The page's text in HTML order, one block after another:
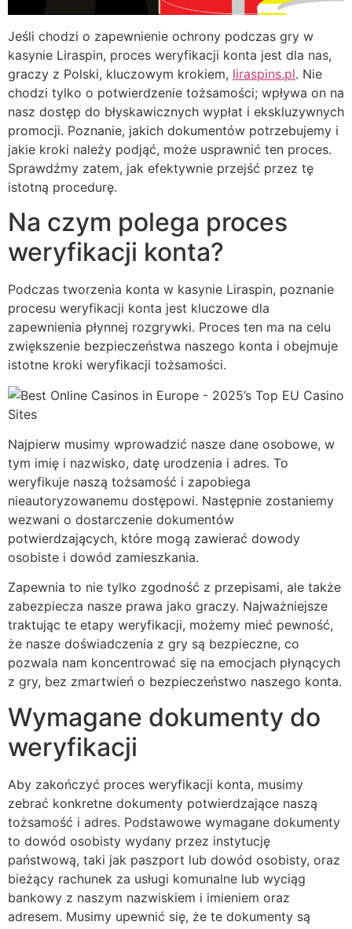
Jeśli chodzi o zapewnienie ochrony podczas gry w
kasynie Liraspin, proces weryfikacji konta jest dla nas,
graczy z Polski, kluczowym krokiem, liraspins.pl. Nie
chodzi tylko o potwierdzenie tożsamości; wpływa on na
nasz dostęp do błyskawicznych wypłat i ekskluzywnych
promocji. Poznanie, jakich dokumentów potrzebujemy i
jakie kroki należy podjąć, może usprawnić ten proces.
Sprawdźmy zatem, jak efektywnie przejść przez tę
istotną procedurę.
Na czym polega proces
weryfikacji konta?
Podczas tworzenia konta w kasynie Liraspin, poznanie
procesu weryfikacji konta jest kluczowe dla
zapewnienia płynnej rozgrywki. Proces ten ma na celu
zwiększenie bezpieczeństwa naszego konta i obejmuje
istotne kroki weryfikacji tożsamości.
Najpierw musimy wprowadzić nasze dane osobowe, w
tym imię i nazwisko, datę urodzenia i adres. To
weryfikuje naszą tożsamość i zapobiega
nieautoryzowanemu dostępowi. Następnie zostaniemy
wezwani o dostarczenie dokumentów
potwierdzających, które mogą zawierać dowody
osobiste i dowód zamieszkania.
Zapewnia to nie tylko zgodność z przepisami, ale także
zabezpiecza nasze prawa jako graczy. Najważniejsze
traktując te etapy weryfikacji, możemy mieć pewność,
że nasze doświadczenia z gry są bezpieczne, co
pozwala nam koncentrować się na emocjach płynących
z gry, bez zmartwień o bezpieczeństwo naszego konta.
Wymagane dokumenty do
weryfikacji
Aby zakończyć proces weryfikacji konta, musimy
zebrać konkretne dokumenty potwierdzające naszą
tożsamość i adres. Podstawowe wymagane dokumenty
to dowód osobisty wydany przez instytucję
państwową, taki jak paszport lub dowód osobisty, oraz
bieżący rachunek za usługi komunalne lub wyciąg
bankowy z naszym nazwiskiem i imieniem oraz
adresem. Musimy upewnić się, że te dokumenty są